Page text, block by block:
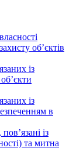
об’єктів
із
із
в
із
та митна